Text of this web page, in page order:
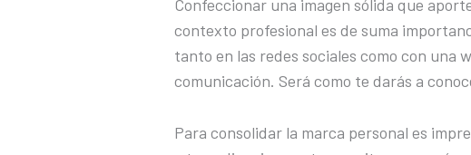
Confeccionar una imagen sólida que
contexto profesional es de suma
tanto en las redes sociales como con una
comunicación. Será como te darás a
Para consolidar la marca personal es